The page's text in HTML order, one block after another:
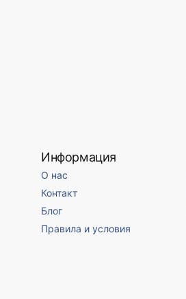
Информация
О нас
Контакт
Блог
Правила и условия